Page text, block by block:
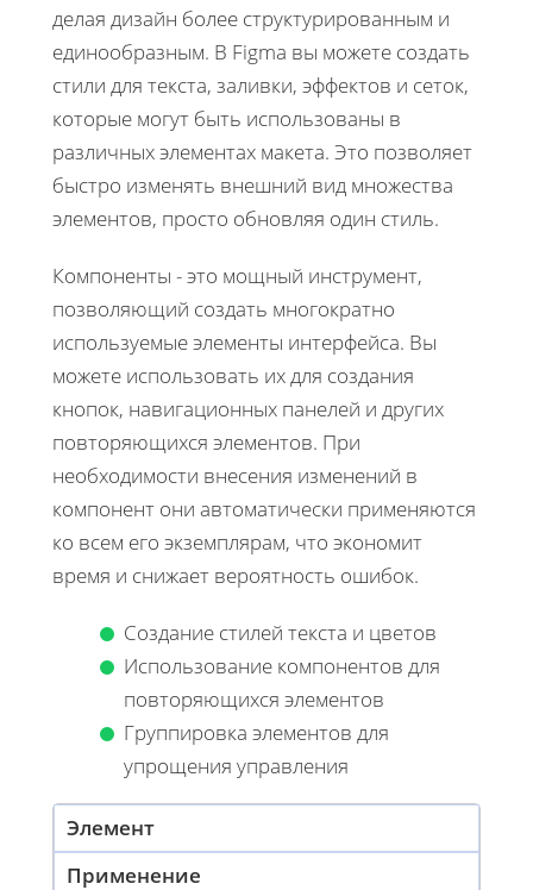
делая дизайн более структурированным и
единообразным. В Figma вы можете создать
стили для текста, заливки, эффектов и сеток,
которые могут быть использованы в
различных элементах макета. Это позволяет
быстро изменять внешний вид множества
элементов, просто обновляя один стиль.
Компоненты - это мощный инструмент,
позволяющий создать многократно
используемые элементы интерфейса. Вы
можете использовать их для создания
кнопок, навигационных панелей и других
повторяющихся элементов. При
необходимости внесения изменений в
компонент они автоматически применяются
ко всем его экземплярам, что экономит
время и снижает вероятность ошибок.
Создание стилей текста и цветов
Использование компонентов для
повторяющихся элементов
Группировка элементов для
упрощения управления
Элемент
Применение